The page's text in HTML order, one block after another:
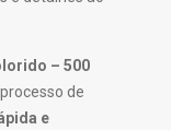
– 500
de
e